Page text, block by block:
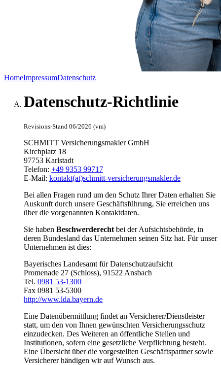
HomeImpressumDatenschutz
Datenschutz-Richtlinie
Revisions-Stand 06/2026 (vm)
SCHMITT Versicherungsmakler GmbH
Kirchplatz 18
97753 Karlstadt
Telefon: +49 9353 99717
E-Mail: kontakt(at)schmitt-versicherungsmakler.de
Bei allen Fragen rund um den Schutz Ihrer Daten erhalten Sie
Auskunft durch unsere Geschäftsführung, Sie erreichen uns
über die vorgenannten Kontaktdaten.
Sie haben Beschwerderecht bei der Aufsichtsbehörde, in
deren Bundesland das Unternehmen seinen Sitz hat. Für unser
Unternehmen ist dies:
Bayerisches Landesamt für Datenschutzaufsicht
Promenade 27 (Schloss), 91522 Ansbach
Tel. 0981 53-1300
Fax 0981 53-5300
http://www.lda.bayern.de
Eine Datenübermittlung findet an Versicherer/Dienstleister
statt, um den von Ihnen gewünschten Versicherungsschutz
einzudecken. Des Weiteren an öffentliche Stellen und
Institutionen, sofern eine gesetzliche Verpflichtung besteht.
Eine Übersicht über die vorgestellten Geschäftspartner sowie
Versicherer händigen wir auf Wunsch aus.